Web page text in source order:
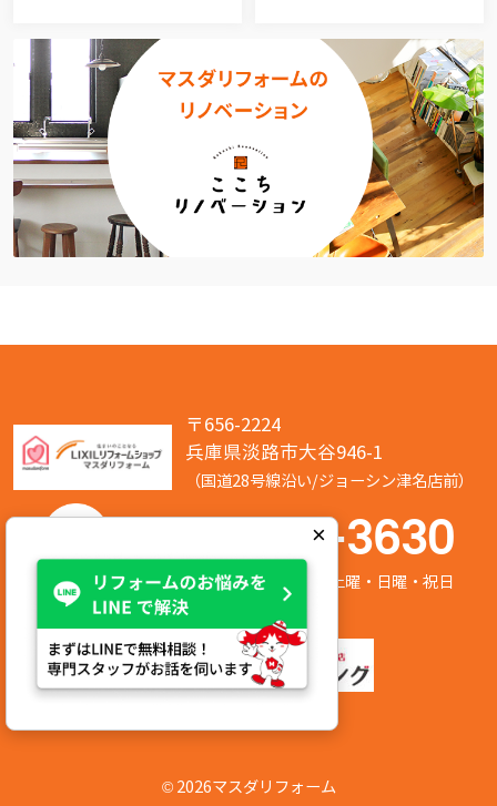
〒656-2224
兵庫県淡路市大谷946-1
（国道28号線沿い/ジョーシン津名店前）
050-7586-3630
営業時間:8:00～17:00 定休日:第2/第4土曜・日曜・祝日
© 2026マスダリフォーム
×